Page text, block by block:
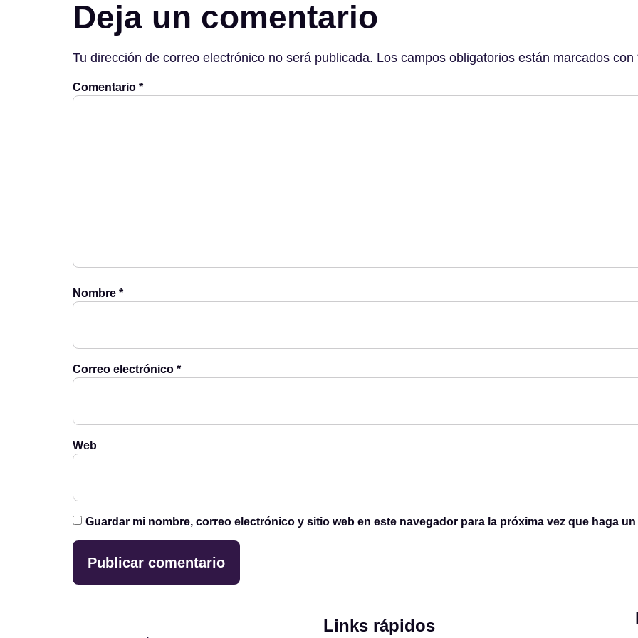
Deja un comentario
Tu dirección de correo electrónico no será publicada. Los campos obligatorios están marcados con
Comentario *
Nombre *
Correo electrónico *
Web
Guardar mi nombre, correo electrónico y sitio web en este navegador para la próxima vez que haga
Links rápidos